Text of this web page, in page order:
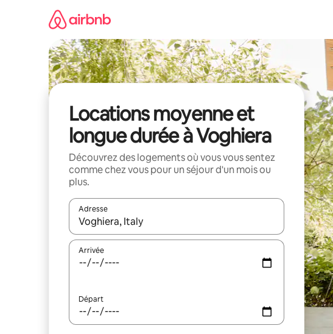
Locations moyenne et
longue durée à Voghiera
Découvrez des logements où vous vous sentez
comme chez vous pour un séjour d'un mois ou
plus.
Adresse
Lorsque les résultats s'affichent, utilisez les flèches vers le haut
Arrivée
Départ